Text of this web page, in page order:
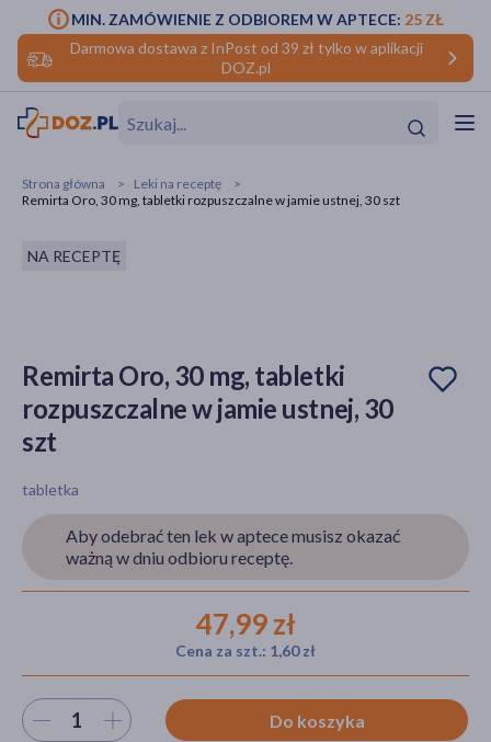
Darmowa dostawa z InPost od 39 zł tylko w aplikacji
DOZ.pl
MIN. ZAMÓWIENIE Z ODBIOREM W APTECE: 25 ZŁ
Hit
makijażu
Strona główna
Leki na receptę
Remirta Oro, 30 mg, tabletki rozpuszczalne w jamie ustnej, 30 szt
NA RECEPTĘ
Remirta Oro, 30 mg, tabletki
rozpuszczalne w jamie ustnej, 30
szt
tabletka
Aby odebrać ten lek w aptece musisz okazać
ważną w dniu odbioru receptę.
47,99 zł
Cena za szt.: 1,60 zł
Wybierz ilość Do koszyka